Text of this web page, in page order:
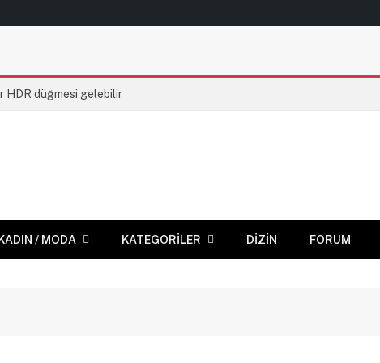
HDR düğmesi gelebilir
KADIN / MODA KATEGORILER DIZIN FORUM